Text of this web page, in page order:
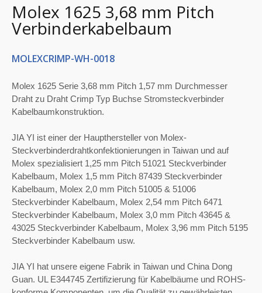
Molex 1625 3,68 mm Pitch
Verbinderkabelbaum
MOLEXCRIMP-WH-0018
Molex 1625 Serie 3,68 mm Pitch 1,57 mm Durchmesser
Draht zu Draht Crimp Typ Buchse Stromsteckverbinder
Kabelbaumkonstruktion.
JIA YI ist einer der Haupthersteller von Molex-
Steckverbinderdrahtkonfektionierungen in Taiwan und auf
Molex spezialisiert 1,25 mm Pitch 51021 Steckverbinder
Kabelbaum, Molex 1,5 mm Pitch 87439 Steckverbinder
Kabelbaum, Molex 2,0 mm Pitch 51005 & 51006
Steckverbinder Kabelbaum, Molex 2,54 mm Pitch 6471
Steckverbinder Kabelbaum, Molex 3,0 mm Pitch 43645 &
43025 Steckverbinder Kabelbaum, Molex 3,96 mm Pitch 5195
Steckverbinder Kabelbaum usw.
JIA YI hat unsere eigene Fabrik in Taiwan und China Dong
Guan. UL E344745 Zertifizierung für Kabelbäume und ROHS-